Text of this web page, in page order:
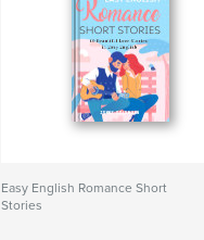
Easy English Romance Short
Stories